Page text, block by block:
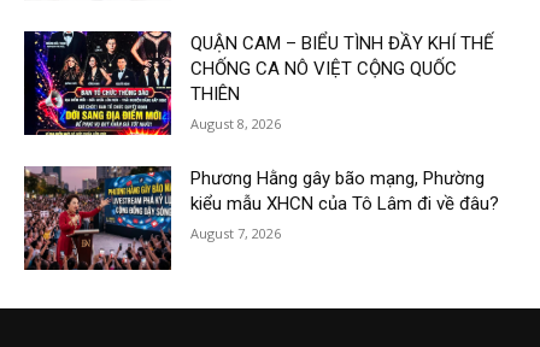
QUẬN CAM – BIỂU TÌNH ĐẦY KHÍ THẾ
CHỐNG CA NÔ VIỆT CỘNG QUỐC
THIÊN
August 8, 2026
Phương Hằng gây bão mạng, Phường
kiểu mẫu XHCN của Tô Lâm đi về đâu?
August 7, 2026